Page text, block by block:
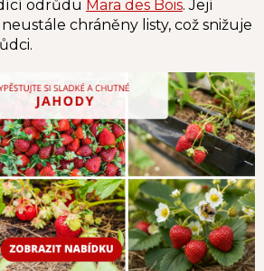
odrůdu Mara des Bois. Její
chráněny listy, což snižuje